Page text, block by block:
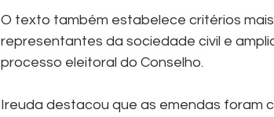
O texto também estabelece critérios
representantes da sociedade civil e
processo eleitoral do Conselho.
Ireuda destacou que as emendas foram